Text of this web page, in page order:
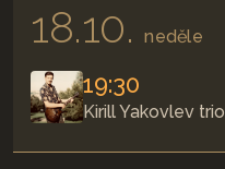
18.10.neděle
19:30
Kirill Yakovlev trio